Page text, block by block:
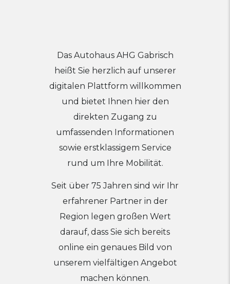
Das Autohaus AHG Gabrisch
heißt Sie herzlich auf unserer
digitalen Plattform willkommen
und bietet Ihnen hier den
direkten Zugang zu
umfassenden Informationen
sowie erstklassigem Service
rund um Ihre Mobilität.
Seit über 75 Jahren sind wir Ihr
erfahrener Partner in der
Region legen großen Wert
darauf, dass Sie sich bereits
online ein genaues Bild von
unserem vielfältigen Angebot
machen können.